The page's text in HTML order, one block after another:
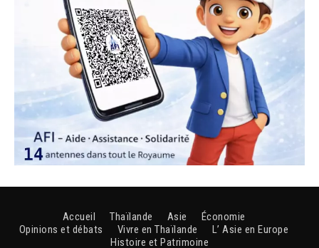
Accueil Thaïlande Asie
Économie
Opinions et débats
Vivre en Thaïlande
L’ Asie en Europe
Histoire et Patrimoine